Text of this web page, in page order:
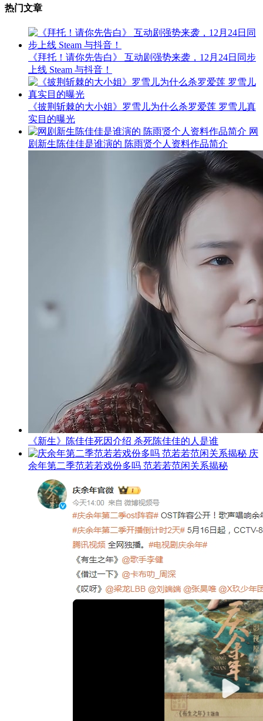
热门文章
《拜托！请你先告白》 互动剧强势来袭，12月24日同步
上线 Steam 与抖音！
《披荆斩棘的大小姐》罗雪儿为什么杀罗爱莲 罗雪儿真
实目的曝光
网
剧新生陈佳佳是谁演的 陈雨贤个人资料作品简介
《新生》陈佳佳死因介绍 杀死陈佳佳的人是谁
庆
余年第二季范若若戏份多吗 范若若范闲关系揭秘